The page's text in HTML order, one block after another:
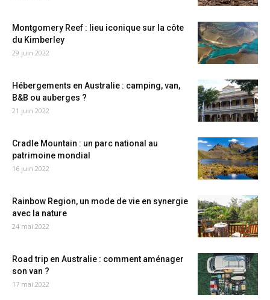
Montgomery Reef : lieu iconique sur la côte
du Kimberley
29 juin 2022
Hébergements en Australie : camping, van,
B&B ou auberges ?
21 juin 2022
Cradle Mountain : un parc national au
patrimoine mondial
16 juin 2022
Rainbow Region, un mode de vie en synergie
avec la nature
24 mai 2022
Road trip en Australie : comment aménager
son van ?
17 mai 2022